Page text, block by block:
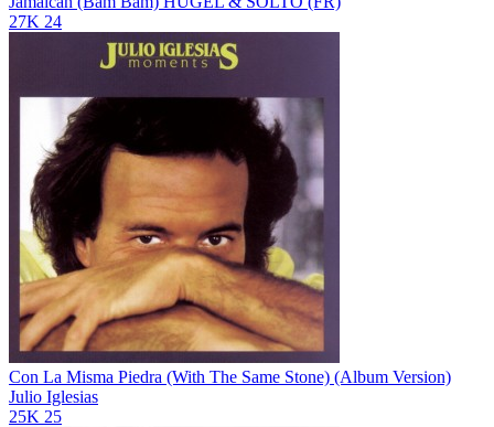
27K 24
Con La Misma Piedra (With The Same Stone) (Album Version)
Julio Iglesias
25K 25